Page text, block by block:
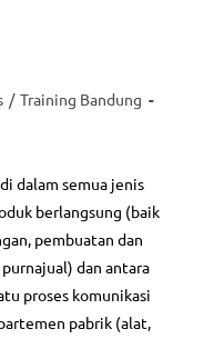
/ Training Bandung
dalam semua jenis
berlangsung (baik
pembuatan dan
dan antara
proses komunikasi
pabrik (alat,